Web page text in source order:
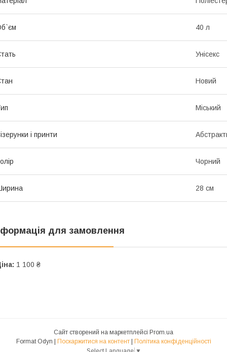
40 л
Унісекс
Новий
Міський
і принти
Чорний
28 см
для замовлення
1 100 ₴
Сайт створений на маркетплейсі Prom.ua
Format Odyn | Поскаржитися на контент | Політика конфіденційності